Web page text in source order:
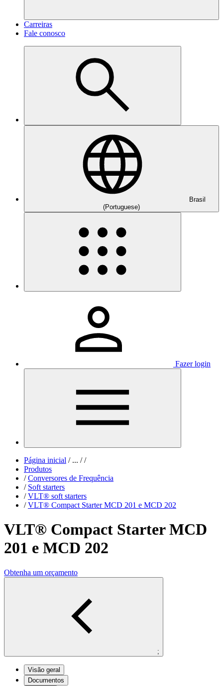
Carreiras
Fale conosco
Brasil
(Portuguese)
Fazer login
Página inicial /... / /
Produtos
/ Conversores de Frequência
/ Soft starters
/ VLT® soft starters
/ VLT® Compact Starter MCD 201 e MCD 202
VLT® Compact Starter MCD
201 e MCD 202
Obtenha um orçamento
;
Visão geral
Documentos